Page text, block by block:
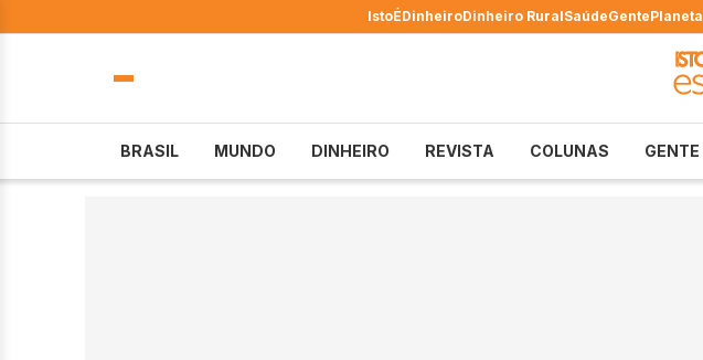
IstoÉDinheiroDinheiro RuralSaúdeGentePlaneta
BRASIL MUNDO DINHEIRO REVISTA COLUNAS GENTE